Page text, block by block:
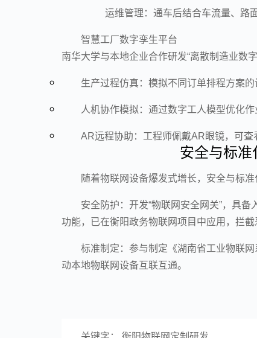
运维管理：通车后结合车流量、路
智慧工厂数字孪生平台
南华大学与本地企业合作研发“离散制造业数
生产过程仿真：模拟不同订单排程方案
人机协作模拟：通过数字工人模型优化
AR远程协助：工程师佩戴AR眼镜，可查
安全与标准
随着物联网设备爆发式增长，安全与标准
安全防护：开发“物联网安全网关”，具
功能，已在衡阳政务物联网项目中应用，拦截
标准制定：参与制定《湖南省工业物联
动本地物联网设备互联互通。